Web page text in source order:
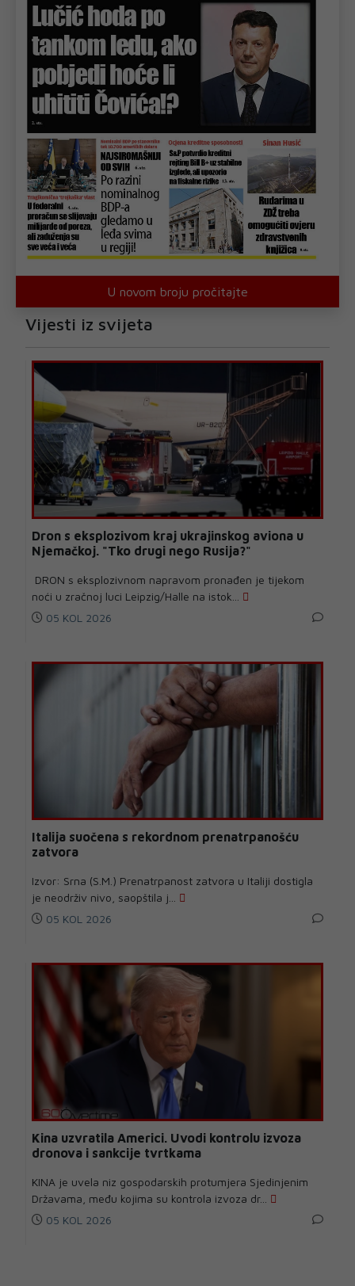
U novom broju pročitajte
Vijesti iz svijeta
Dron s eksplozivom kraj ukrajinskog aviona u
Njemačkoj. "Tko drugi nego Rusija?"
DRON s eksplozivnom napravom pronađen je tijekom
noći u zračnoj luci Leipzig/Halle na istok...
05 KOL 2026
Italija suočena s rekordnom prenatrpanošću
zatvora
Izvor: Srna (S.M.) Prenatrpanost zatvora u Italiji dostigla
je neodrživ nivo, saopštila j...
05 KOL 2026
Kina uzvratila Americi. Uvodi kontrolu izvoza
dronova i sankcije tvrtkama
KINA je uvela niz gospodarskih protumjera Sjedinjenim
Državama, među kojima su kontrola izvoza dr...
05 KOL 2026